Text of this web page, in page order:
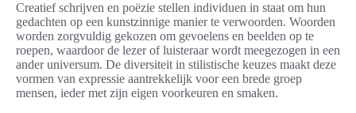
Creatief schrijven en poëzie stellen individuen in staat om hun
gedachten op een kunstzinnige manier te verwoorden. Woorden
worden zorgvuldig gekozen om gevoelens en beelden op te
roepen, waardoor de lezer of luisteraar wordt meegezogen in een
ander universum. De diversiteit in stilistische keuzes maakt deze
vormen van expressie aantrekkelijk voor een brede groep
mensen, ieder met zijn eigen voorkeuren en smaken.